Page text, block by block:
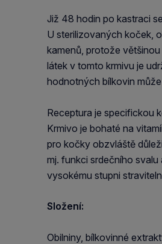
Již 48 hodin po kastraci
U sterilizovaných koček,
kamenů, protože většinou
látek v tomto krmivu je
hodnotných bílkovin
Receptura je specifickou
Krmivo je bohaté na
pro kočky obzvláště
mj. funkci srdečního svalu
vysokému stupni
Složení:
Obilniny, bílkovinné